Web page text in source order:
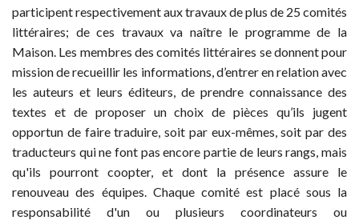
participent respectivement aux travaux de plus de 25 comités
littéraires; de ces travaux va naître le programme de la
Maison. Les membres des comités littéraires se donnent pour
mission de recueillir les informations, d’entrer en relation avec
les auteurs et leurs éditeurs, de prendre connaissance des
textes et de proposer un choix de pièces qu’ils jugent
opportun de faire traduire, soit par eux-mêmes, soit par des
traducteurs qui ne font pas encore partie de leurs rangs, mais
qu'ils pourront coopter, et dont la présence assure le
renouveau des équipes. Chaque comité est placé sous la
responsabilité d'un ou plusieurs coordinateurs ou